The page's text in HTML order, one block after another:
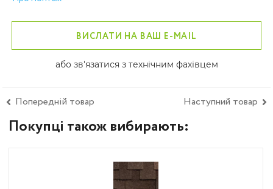
ВИСЛАТИ НА ВАШ E-MAIL
або зв'язатися з технічним фахівцем
Попередній товар Наступний товар
Покупці також вибирають: